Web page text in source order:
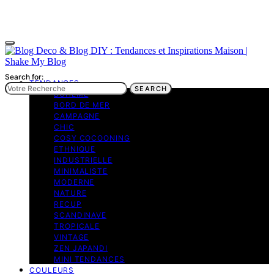
TENDANCES
BOHEME
BORD DE MER
CAMPAGNE
CHIC
COSY COCOONING
ETHNIQUE
INDUSTRIELLE
MINIMALISTE
MODERNE
NATURE
RECUP
SCANDINAVE
TROPICALE
VINTAGE
ZEN JAPANDI
MINI TENDANCES
COULEURS
Search for:
SEARCH